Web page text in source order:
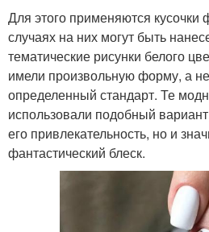
Для этого применяются
случаях на них могут быть
тематические рисунки белого
имели произвольную форму, а
определенный стандарт. Те
использовали подобный
его привлекательность, но и
фантастический блеск.